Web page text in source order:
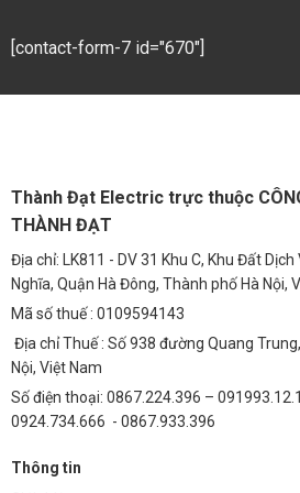
Với khả năng cung cấp ánh sáng mạnh mẽ
Ánh sáng chất lượng cao và khả năng tiết
LED SMD 150W Bridgelux Inside 3030
chiếu sáng an toàn và hiệu quả cho bãi xe.
Chiếu Sáng Khu Công Nghiệp
Trong môi trường công nghiệp, độ bền và
SMD 150W Bridgelux Inside 3030 là yếu
này giúp giảm thiểu chi phí bảo trì và đảm
hệ thống chiếu sáng.
Sắm)
[contact-form-7 id="670"]
Thành Đạt Electric trực thuộc
THÀNH ĐẠT
Địa chỉ: LK811 - DV 31 Khu C, Khu Đất
Nghĩa, Quận Hà Đông, Thành phố Hà Nội,
Mã số thuế : 0109594143
Địa chỉ Thuế : Số 938 đường Quang
Nội, Việt Nam
Số điện thoại: 0867.224.396 –
0924.734.666 - 0867.933.396
Thông tin